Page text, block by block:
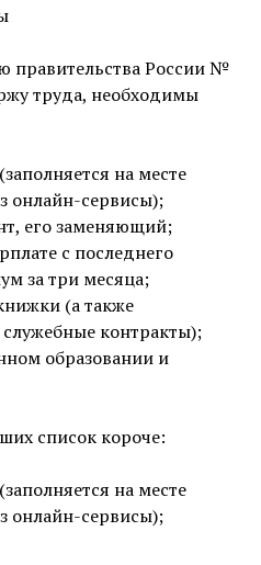
правительства России №
труда, необходимы
на месте
онлайн-сервисы);
его заменяющий;
с последнего
за три месяца;
(а также
контракты);
образовании и
список короче:
на месте
онлайн-сервисы);